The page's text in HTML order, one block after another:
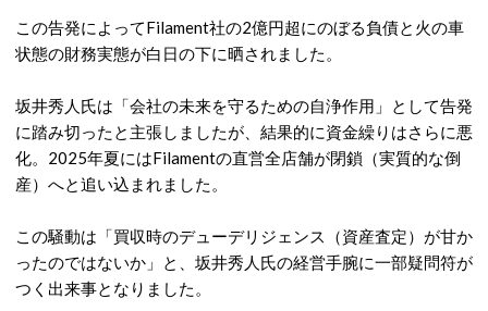
この告発によってFilament社の2億円超にのぼる負債と火の車
状態の財務実態が白日の下に晒されました 。
坂井秀人氏は「会社の未来を守るための自浄作用」として告発
に踏み切ったと主張しましたが、結果的に資金繰りはさらに悪
化。 2025年夏にはFilamentの直営全店舗が閉鎖（実質的な倒
産）へと追い込まれました 。
この騒動は「買収時のデューデリジェンス（資産査定）が甘か
ったのではないか」と、坂井秀人氏の経営手腕に一部疑問符が
つく出来事となりました 。